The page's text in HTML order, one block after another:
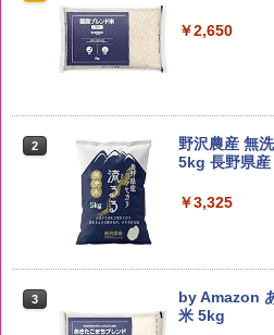
￥2,650
2
野沢農産 無
5kg 長野県産
￥3,325
3
by Amazon
米 5kg